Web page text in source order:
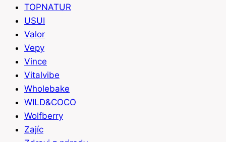
TOPNATUR
USUI
Valor
Vepy
Vince
Vitalvibe
Wholebake
WILD&COCO
Wolfberry
Zajíc